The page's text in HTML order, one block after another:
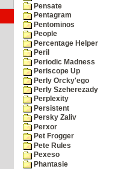
Pensate
Pentagram
Pentominos
People
Percentage Helper
Peril
Periodic Madness
Periscope Up
Perly Orcky'ego
Perly Szeherezady
Perplexity
Persistent
Persky Zaliv
Perxor
Pet Frogger
Pete Rules
Pexeso
Phantasie